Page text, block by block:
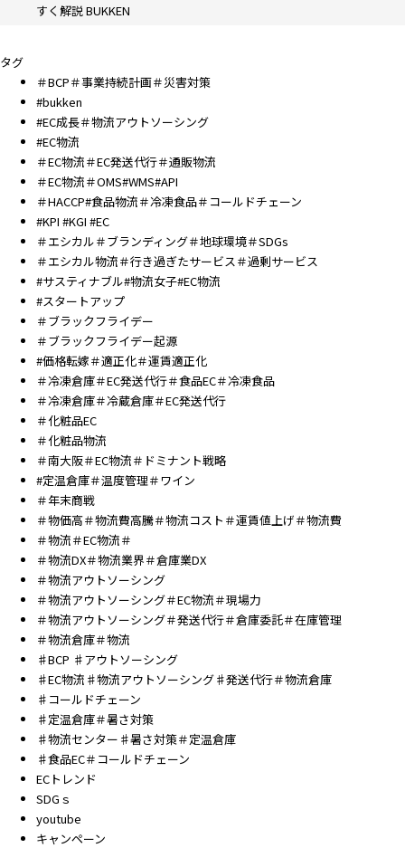
すく解説 BUKKEN
タグ
＃BCP＃事業持続計画＃災害対策
#bukken
#EC成長＃物流アウトソーシング
#EC物流
＃EC物流＃EC発送代行＃通販物流
＃EC物流＃OMS#WMS#API
＃HACCP#食品物流＃冷凍食品＃コールドチェーン
#KPI #KGI #EC
＃エシカル＃ブランディング＃地球環境＃SDGs
＃エシカル物流＃行き過ぎたサービス＃過剰サービス
#サスティナブル#物流女子#EC物流
#スタートアップ
＃ブラックフライデー
＃ブラックフライデー起源
#価格転嫁＃適正化＃運賃適正化
＃冷凍倉庫＃EC発送代行＃食品EC＃冷凍食品
＃冷凍倉庫＃冷蔵倉庫＃EC発送代行
＃化粧品EC
＃化粧品物流
＃南大阪＃EC物流＃ドミナント戦略
#定温倉庫＃温度管理＃ワイン
＃年末商戦
＃物価高＃物流費高騰＃物流コスト＃運賃値上げ＃物流費
＃物流＃EC物流＃
＃物流DX＃物流業界＃倉庫業DX
＃物流アウトソーシング
＃物流アウトソーシング＃EC物流＃現場力
＃物流アウトソーシング＃発送代行＃倉庫委託＃在庫管理
＃物流倉庫＃物流
♯BCP ♯アウトソーシング
♯EC物流♯物流アウトソーシング♯発送代行＃物流倉庫
♯コールドチェーン
♯定温倉庫＃暑さ対策
♯物流センター♯暑さ対策＃定温倉庫
♯食品EC＃コールドチェーン
ECトレンド
SDGｓ
youtube
キャンペーン